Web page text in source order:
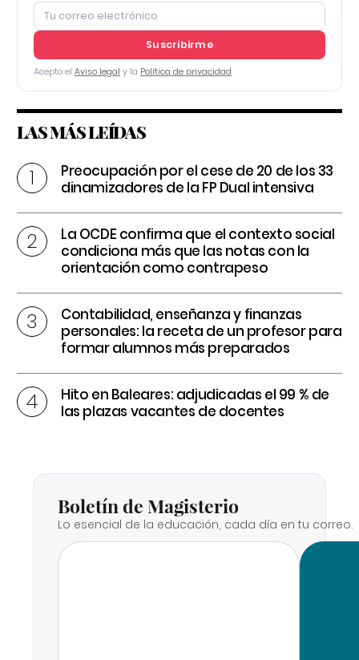
Suscribirme
Acepto el Aviso legal y la Política de privacidad
LAS MÁS LEÍDAS
Preocupación por el cese de 20 de los 33
dinamizadores de la FP Dual intensiva
La OCDE confirma que el contexto social
condiciona más que las notas con la
orientación como contrapeso
Contabilidad, enseñanza y finanzas
personales: la receta de un profesor para
formar alumnos más preparados
Hito en Baleares: adjudicadas el 99 % de
las plazas vacantes de docentes
Boletín de Magisterio
Lo esencial de la educación, cada día en tu correo.